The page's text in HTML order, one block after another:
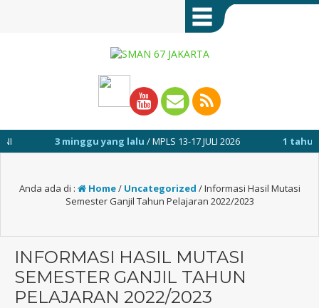
yang lalu/ MPLS 13-17 JULI 2026 1 tahun yang lalu/
Anda ada di : Home/ Uncategorized /Informasi Hasil Mutasi
Semester Ganjil Tahun Pelajaran 2022/2023
INFORMASI HASIL MUTASI
SEMESTER GANJIL TAHUN
PELAJARAN 2022/2023